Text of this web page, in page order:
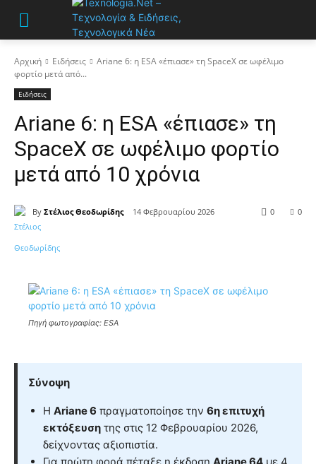
Αρχική Ειδήσεις
Ariane 6: η ESA «έπιασε» τη SpaceX σε ωφέλιμο
φορτίο μετά από...
Ειδήσεις
Ariane 6: η ESA «έπιασε» τη
SpaceX σε ωφέλιμο φορτίο
μετά από 10 χρόνια
By Στέλιος Θεοδωρίδης 14 Φεβρουαρίου 2026 0
0
Πηγή φωτογραφίας: ESA
Σύνοψη
Η Ariane 6 πραγματοποίησε την 6η επιτυχή
εκτόξευση της στις 12 Φεβρουαρίου 2026,
δείχνοντας αξιοπιστία.